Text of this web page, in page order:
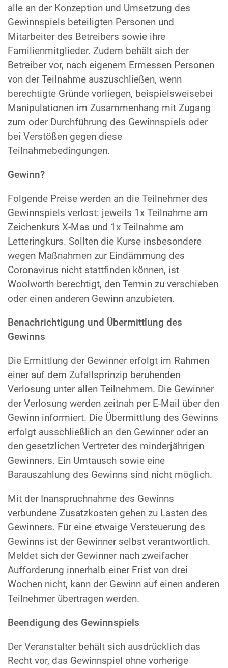
alle an der Konzeption und Umsetzung des
Gewinnspiels beteiligten Personen und
Mitarbeiter des Betreibers sowie ihre
Familienmitglieder. Zudem behält sich der
Betreiber vor, nach eigenem Ermessen Personen
von der Teilnahme auszuschließen, wenn
berechtigte Gründe vorliegen, beispielsweisebei
Manipulationen im Zusammenhang mit Zugang
zum oder Durchführung des Gewinnspiels oder
bei Verstößen gegen diese
Teilnahmebedingungen.
Gewinn?
Folgende Preise werden an die Teilnehmer des
Gewinnspiels verlost: jeweils 1x Teilnahme am
Zeichenkurs X-Mas und 1x Teilnahme am
Letteringkurs. Sollten die Kurse insbesondere
wegen Maßnahmen zur Eindämmung des
Coronavirus nicht stattfinden können, ist
Woolworth berechtigt, den Termin zu verschieben
oder einen anderen Gewinn anzubieten.
Benachrichtigung und Übermittlung des
Gewinns
Die Ermittlung der Gewinner erfolgt im Rahmen
einer auf dem Zufallsprinzip beruhenden
Verlosung unter allen Teilnehmern. Die Gewinner
der Verlosung werden zeitnah per E-Mail über den
Gewinn informiert. Die Übermittlung des Gewinns
erfolgt ausschließlich an den Gewinner oder an
den gesetzlichen Vertreter des minderjährigen
Gewinners. Ein Umtausch sowie eine
Barauszahlung des Gewinns sind nicht möglich.
Mit der Inanspruchnahme des Gewinns
verbundene Zusatzkosten gehen zu Lasten des
Gewinners. Für eine etwaige Versteuerung des
Gewinns ist der Gewinner selbst verantwortlich.
Meldet sich der Gewinner nach zweifacher
Aufforderung innerhalb einer Frist von drei
Wochen nicht, kann der Gewinn auf einen anderen
Teilnehmer übertragen werden.
Beendigung des Gewinnspiels
Der Veranstalter behält sich ausdrücklich das
Recht vor, das Gewinnspiel ohne vorherige